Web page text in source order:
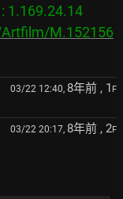
1.169.24.14
M.152156
03/22 12:40, 8年前 , 1 F
03/22 20:17, 8年前 , 2F